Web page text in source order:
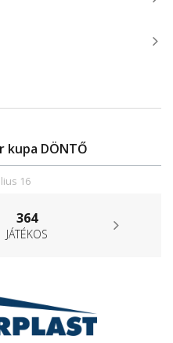
kupa DÖNTŐ
16
364
JÁTÉKOS